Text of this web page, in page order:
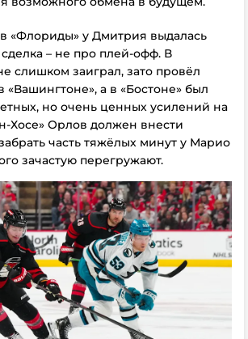
«Флориды» у Дмитрия выдалась
– не про плей-офф. В
слишком заиграл, зато провёл
«Вашингтоне», а в «Бостоне» был
но очень ценных усилений на
Хосе» Орлов должен внести
часть тяжёлых минут у Марио
зачастую перегружают.